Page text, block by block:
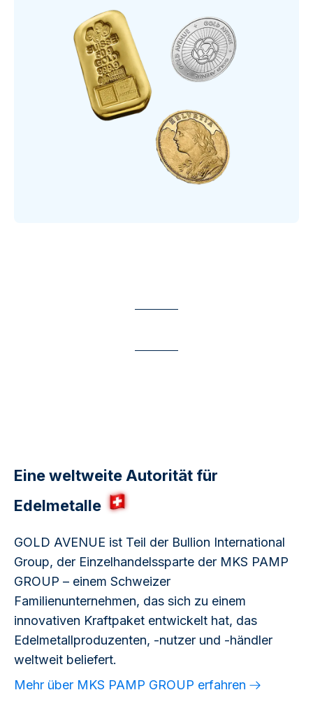
Eine weltweite Autorität für
Edelmetalle
GOLD AVENUE ist Teil der Bullion International
Group, der Einzelhandelssparte der MKS PAMP
GROUP – einem Schweizer
Familienunternehmen, das sich zu einem
innovativen Kraftpaket entwickelt hat, das
Edelmetallproduzenten, -nutzer und -händler
weltweit beliefert.
Mehr über MKS PAMP GROUP erfahren